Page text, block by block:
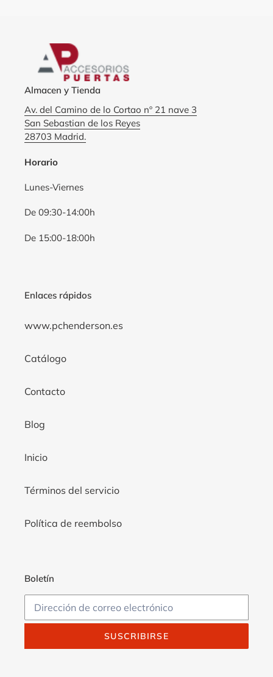
Almacen y Tienda
Av. del Camino de lo Cortao nº 21 nave 3
San Sebastian de los Reyes
28703 Madrid.
Horario
Lunes-Viernes
De 09:30-14:00h
De 15:00-18:00h
Enlaces rápidos
www.pchenderson.es
Catálogo
Contacto
Blog
Inicio
Términos del servicio
Política de reembolso
Boletín
SUSCRIBIRSE